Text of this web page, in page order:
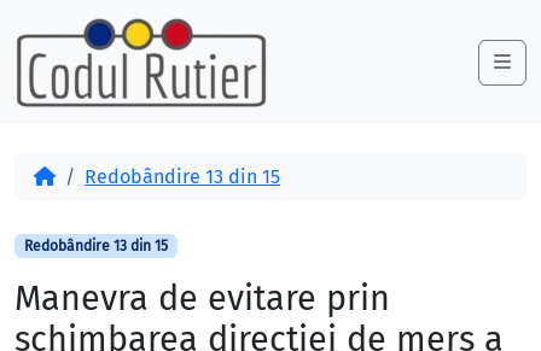
Skip to content
Skip to footer
AcasăRedobândire 13 din 15
Redobândire 13 din 15
Manevra de evitare prin
schimbarea direcţiei de mers a